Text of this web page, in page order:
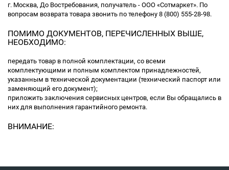
г. Москва, До Востребования, получатель - ООО «Сотмаркет». По
вопросам возврата товара звонить по телефону 8 (800) 555-28-98.
ПОМИМО ДОКУМЕНТОВ, ПЕРЕЧИСЛЕННЫХ ВЫШЕ,
НЕОБХОДИМО:
передать товар в полной комплектации, со всеми
комплектующими и полным комплектом принадлежностей,
указанным в технической документации (технический паспорт или
заменяющий его документ);
приложить заключения сервисных центров, если Вы обращались в
них для выполнения гарантийного ремонта.
ВНИМАНИЕ: